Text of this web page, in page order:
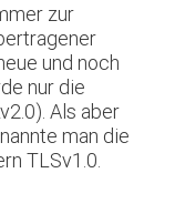
zur
und noch
nur die
Als aber
man die
TLSv1.0.